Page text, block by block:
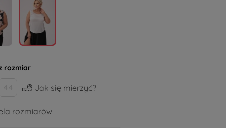
rozmiar
Jak się mierzyć?
rozmiarów